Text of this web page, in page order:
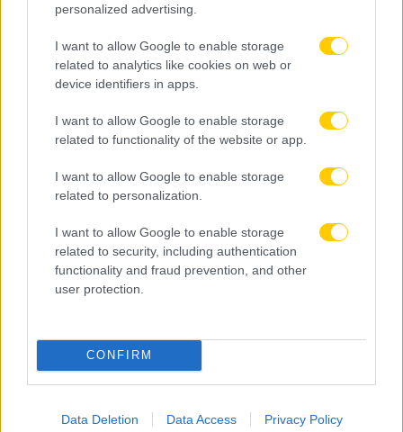
personalized advertising.
I want to allow Google to enable storage
related to analytics like cookies on web or
device identifiers in apps.
I want to allow Google to enable storage
related to functionality of the website or app.
I want to allow Google to enable storage
related to personalization.
I want to allow Google to enable storage
related to security, including authentication
functionality and fraud prevention, and other
user protection.
CONFIRM
Data Deletion Data Access Privacy Policy
Βιτάλις: «Ανυπομονώ να παίξω σε γεμάτο γήπεδο